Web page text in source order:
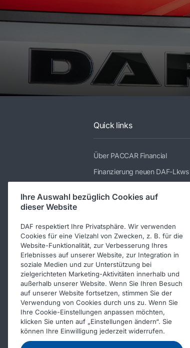
Quick links
Über PACCAR Financial
Finanzierung neuen DAF-Lkws
gebrauchte DAF Lkws
Suppliers of PACCAR Parts
Kontakt PACCAR Financial
paccarfinancial.com
Rückgabebedingungen -
PACCAR Financial
Ihre Auswahl bezüglich Cookies auf
dieser Website
DAF respektiert Ihre Privatsphäre. Wir verwenden
Cookies für eine Vielzahl von Zwecken, z. B. für die
Website-Funktionalität, zur Verbesserung Ihres
Erlebnisses auf unserer Website, zur Integration in
soziale Medien und zur Unterstützung bei
zielgerichteten Marketing-Aktivitäten innerhalb und
außerhalb unserer Website. Wenn Sie Ihren Besuch
auf unserer Website fortsetzen, stimmen Sie der
Verwendung von Cookies durch uns zu. Wenn Sie
Ihre Cookie-Einstellungen anpassen möchten,
klicken Sie unten auf „Einstellungen ändern“. Sie
können Ihre Einwilligung jederzeit widerrufen.